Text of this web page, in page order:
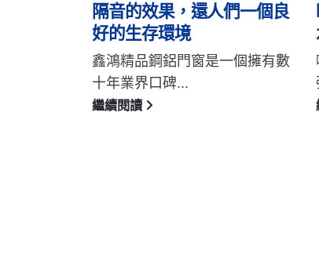
時擁有美好景觀與更强大的
水密、氣密效能
噪音對人的影響和危害跟噪音的
强弱程度有直...
繼續閱讀